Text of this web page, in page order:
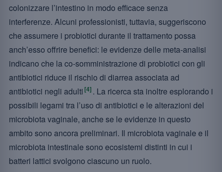
colonizzare l’intestino in modo efficace senza
interferenze. Alcuni professionisti, tuttavia, suggeriscono
che assumere i probiotici durante il trattamento possa
anch’esso offrire benefici: le evidenze delle meta-analisi
indicano che la co-somministrazione di probiotici con gli
antibiotici riduce il rischio di diarrea associata ad
antibiotici negli adulti [4] . La ricerca sta inoltre esplorando i
possibili legami tra l’uso di antibiotici e le alterazioni del
microbiota vaginale, anche se le evidenze in questo
ambito sono ancora preliminari. Il microbiota vaginale e il
microbiota intestinale sono ecosistemi distinti in cui i
batteri lattici svolgono ciascuno un ruolo.